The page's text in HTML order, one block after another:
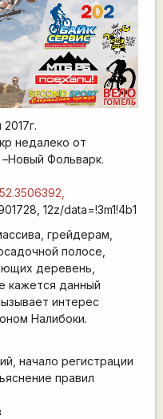
недалеко от
Фольварк.
12z/data=!3m1!4b1
грейдерам,
полосе,
деревень,
кажется данный
интерес
Налибоки.
начало регистрации
правил